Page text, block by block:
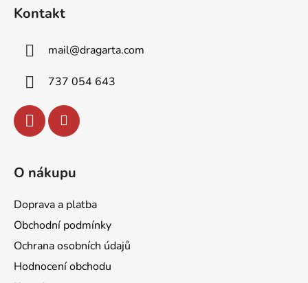
Kontakt
mail@dragarta.com
737 054 643
O nákupu
Doprava a platba
Obchodní podmínky
Ochrana osobních údajů
Hodnocení obchodu